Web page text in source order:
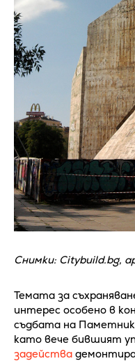
Снимки: Citybuild.bg,
Темата за
интерес особено в
съдбата на
като вече бившият
задейства